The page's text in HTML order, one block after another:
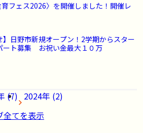
育フェス2026〉を開催しました！開催レ
】日野市新規オープン！2学期からスター
ート募集 お祝い金最大１０万
(7) 2024年 (2)
全てを表示